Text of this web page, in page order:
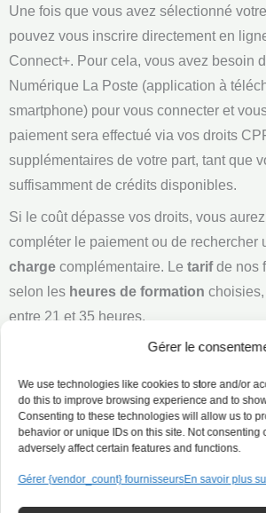
Gérer le
We use technologies like cookies to store and/or
do this to improve browsing experience and to
Consenting to these technologies will allow us to
behavior or unique IDs on this site. Not consenting
adversely affect certain features and functions.
Gérer {vendor_count} fournisseursEn savoir plus
Une fois que vous avez sélectionné
pouvez vous inscrire directement en
Connect+. Pour cela, vous avez besoin
Numérique La Poste (application à
smartphone) pour vous connecter et
paiement sera effectué via vos droits
supplémentaires de votre part, tant que
suffisamment de crédits disponibles.
Si le coût dépasse vos droits, vous
compléter le paiement ou de rechercher
charge complémentaire. Le tarifde nos
selon les heures de formation
entre 21 et 35 heures.
Conseils pour optimiser vos chances de
:Les formations éligibles au CPF
certifiantes ou qualifiantes, c’est-
doivent déboucher sur l’obtention
titre professionnel ou d’une